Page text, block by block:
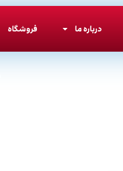
درباره ما فروشگاه